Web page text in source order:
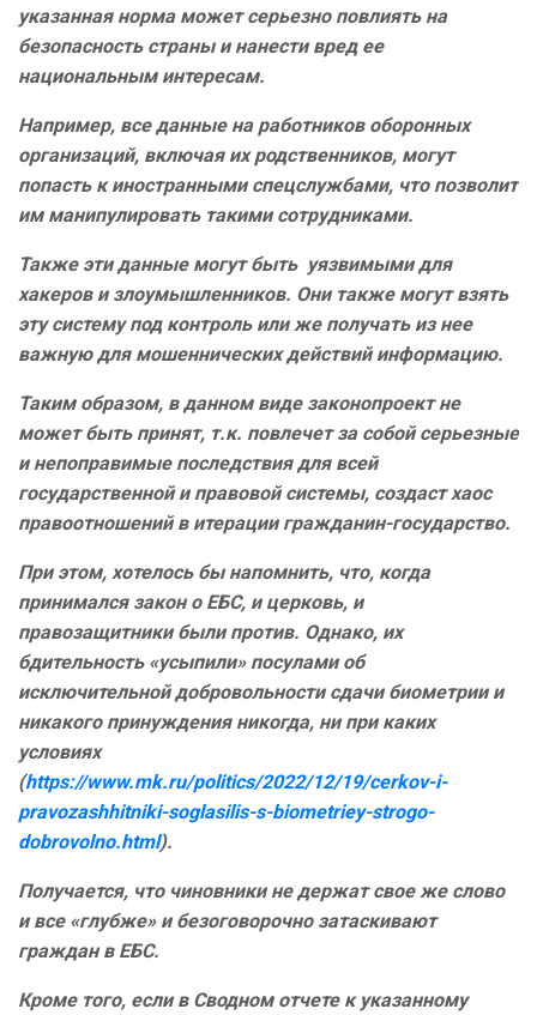
указанная норма может серьезно повлиять на
безопасность страны и нанести вред ее
национальным интересам.
Например, все данные на работников оборонных
организаций, включая их родственников, могут
попасть к иностранными спецслужбами, что позволит
им манипулировать такими сотрудниками.
Также эти данные могут быть уязвимыми для
хакеров и злоумышленников. Они также могут взять
эту систему под контроль или же получать из нее
важную для мошеннических действий информацию.
Таким образом, в данном виде законопроект не
может быть принят, т.к. повлечет за собой серьезные
и непоправимые последствия для всей
государственной и правовой системы, создаст хаос
правоотношений в итерации гражданин-государство.
При этом, хотелось бы напомнить, что, когда
принимался закон о ЕБС, и церковь, и
правозащитники были против. Однако, их
бдительность «усыпили» посулами об
исключительной добровольности сдачи биометрии и
никакого принуждения никогда, ни при каких
условиях
(https://www.mk.ru/politics/2022/12/19/cerkov-i-
pravozashhitniki-soglasilis-s-biometriey-strogo-
dobrovolno.html).
Получается, что чиновники не держат свое же слово
и все «глубже» и безоговорочно затаскивают
граждан в ЕБС.
Кроме того, если в Сводном отчете к указанному